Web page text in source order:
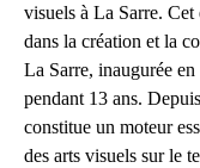
visuels à La Sarre. Cet
dans la création et la
La Sarre, inaugurée
pendant 13 ans.
constitue un moteur
des arts visuels sur le